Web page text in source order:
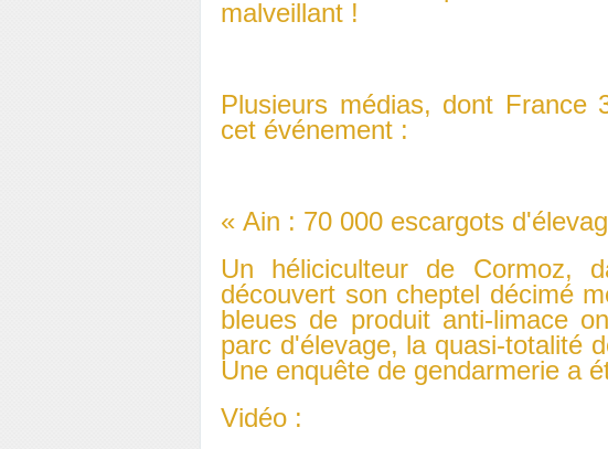
malveillant !
Plusieurs médias, dont France
cet événement :
« Ain : 70 000 escargots
Un héliciculteur de Cormoz,
découvert son cheptel décimé
bleues de produit anti-limace
parc d'élevage, la quasi-totalité
Une enquête de gendarmerie a
Vidéo :